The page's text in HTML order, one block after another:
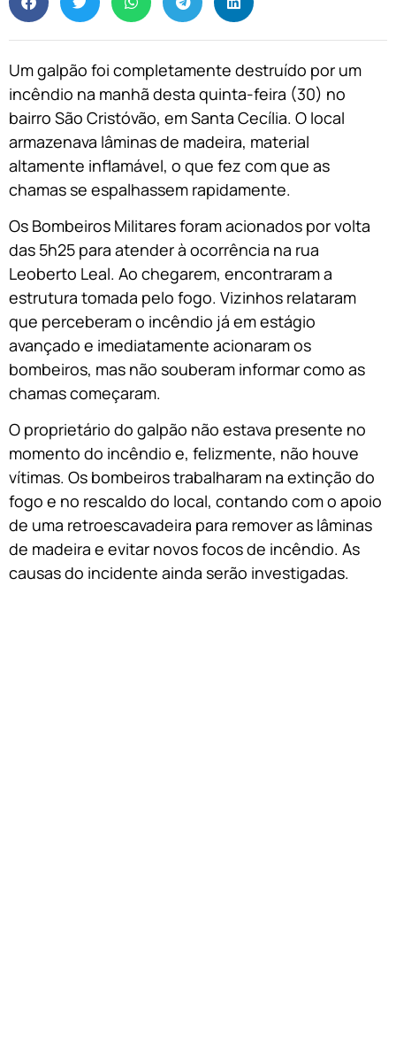
Um galpão foi completamente destruído por um
incêndio na manhã desta quinta-feira (30) no
bairro São Cristóvão, em Santa Cecília. O local
armazenava lâminas de madeira, material
altamente inflamável, o que fez com que as
chamas se espalhassem rapidamente.
Os Bombeiros Militares foram acionados por volta
das 5h25 para atender à ocorrência na rua
Leoberto Leal. Ao chegarem, encontraram a
estrutura tomada pelo fogo. Vizinhos relataram
que perceberam o incêndio já em estágio
avançado e imediatamente acionaram os
bombeiros, mas não souberam informar como as
chamas começaram.
O proprietário do galpão não estava presente no
momento do incêndio e, felizmente, não houve
vítimas. Os bombeiros trabalharam na extinção do
fogo e no rescaldo do local, contando com o apoio
de uma retroescavadeira para remover as lâminas
de madeira e evitar novos focos de incêndio. As
causas do incidente ainda serão investigadas.